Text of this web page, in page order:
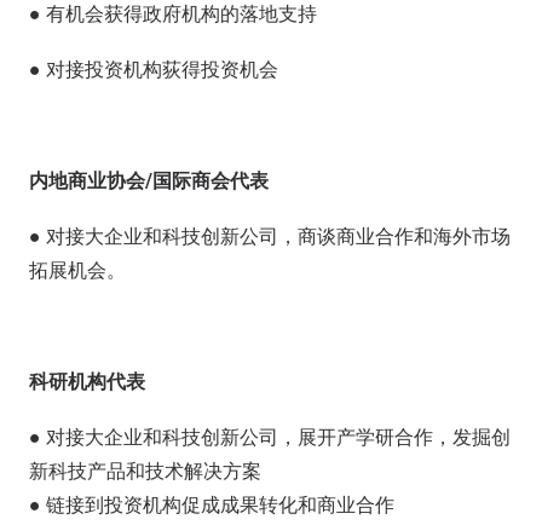
● 有机会获得政府机构的落地支持
● 对接投资机构荻得投资机会
内地商业协会/国际商会代表
● 对接大企业和科技创新公司，商谈商业合作和海外市场
拓展机会。
科研机构代表
● 对接大企业和科技创新公司，展开产学研合作，发掘创
新科技产品和技术解决方案
● 链接到投资机构促成成果转化和商业合作